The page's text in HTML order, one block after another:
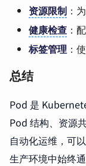
资源限制 ：
健康检查 ：
标签管理 ：
总结
Pod 是
Pod 结构、资源
自动化运维，可
生产环境中始终